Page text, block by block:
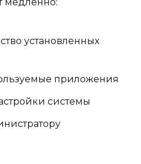
медленно:
установленных
приложения
системы